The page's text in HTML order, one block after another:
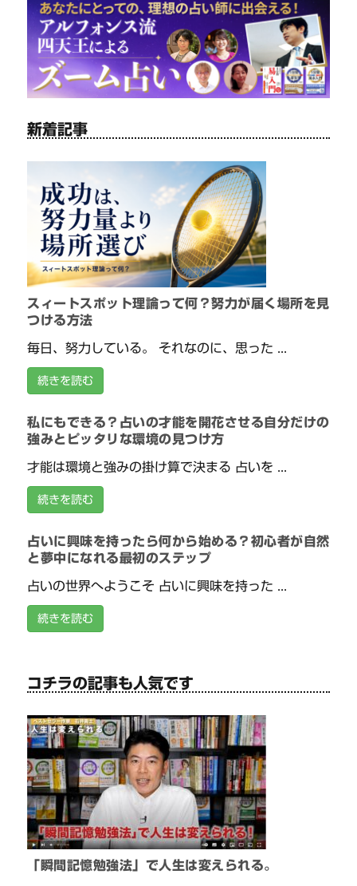
新着記事
スィートスポット理論って何？努力が届く場所を見
つける方法
毎日、努力している。 それなのに、思った ...
続きを読む
私にもできる？占いの才能を開花させる自分だけの
強みとピッタリな環境の見つけ方
才能は環境と強みの掛け算で決まる 占いを ...
続きを読む
占いに興味を持ったら何から始める？初心者が自然
と夢中になれる最初のステップ
占いの世界へようこそ 占いに興味を持った ...
続きを読む
コチラの記事も人気です
「瞬間記憶勉強法」で人生は変えられる。